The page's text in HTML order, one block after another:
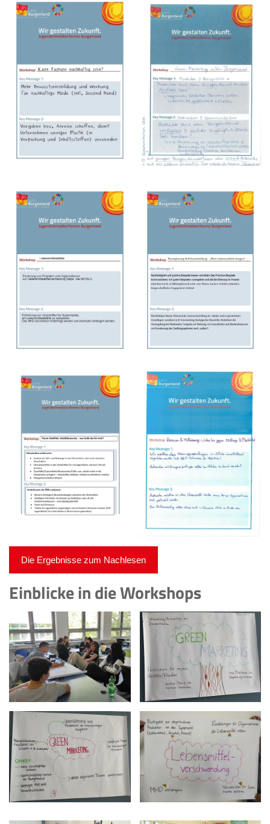
Die Ergebnisse zum Nachlesen
Einblicke in die Workshops